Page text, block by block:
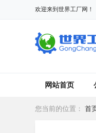
欢迎来到世界工厂网！
网站首页
您当前的位置： 首